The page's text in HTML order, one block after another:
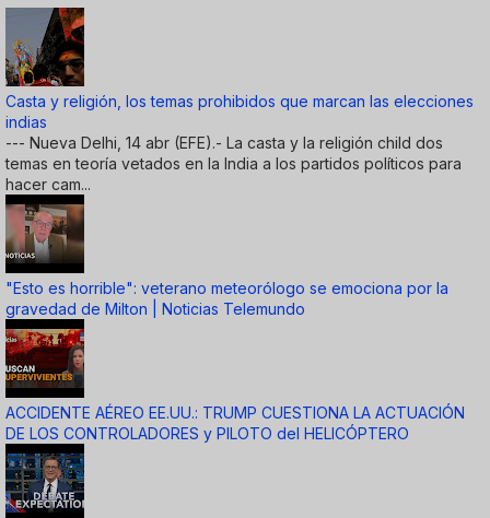
Casta y religión, los temas prohibidos que marcan las elecciones
indias
--- Nueva Delhi, 14 abr (EFE).- La casta y la religión child dos
temas en teoría vetados en la India a los partidos políticos para
hacer cam...
"Esto es horrible": veterano meteorólogo se emociona por la
gravedad de Milton | Noticias Telemundo
ACCIDENTE AÉREO EE.UU.: TRUMP CUESTIONA LA ACTUACIÓN
DE LOS CONTROLADORES y PILOTO del HELICÓPTERO